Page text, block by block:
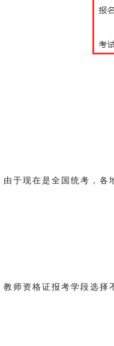
由于现在是全国统考，各
教师资格证报考学段选择